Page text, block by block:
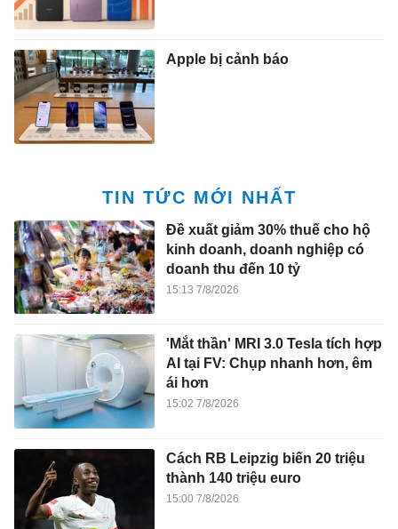
Apple bị cảnh báo
TIN TỨC MỚI NHẤT
Đề xuất giảm 30% thuế cho hộ
kinh doanh, doanh nghiệp có
doanh thu đến 10 tỷ
15:13 7/8/2026
'Mắt thần' MRI 3.0 Tesla tích hợp
AI tại FV: Chụp nhanh hơn, êm
ái hơn
15:02 7/8/2026
Cách RB Leipzig biến 20 triệu
thành 140 triệu euro
15:00 7/8/2026